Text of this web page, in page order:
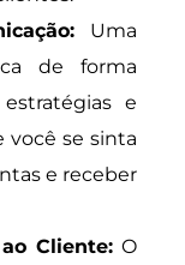
Uma
de forma
e
você se sinta
e receber
Cliente: O